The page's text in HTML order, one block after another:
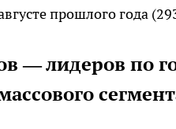
прошлого года
— лидеров по